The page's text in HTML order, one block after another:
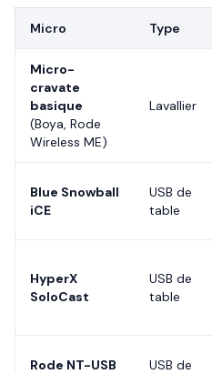
Micro Type
Micro-
cravate
basique
(Boya, Rode
Wireless ME)
Lavallier
Blue Snowball
iCE
USB de
table
HyperX
SoloCast
USB de
table
Rode NT-USB
USB de